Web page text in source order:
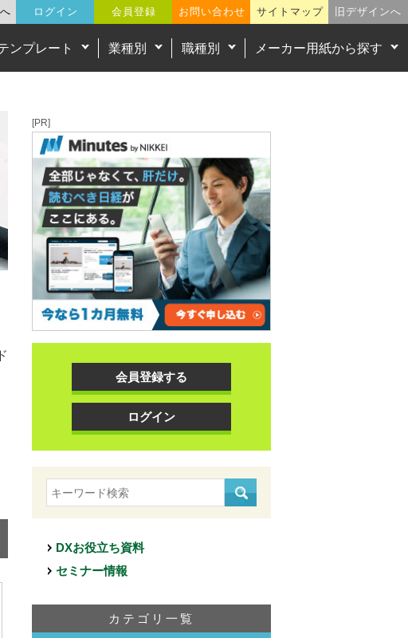
ログイン 会員登録 お問い合わせ サイトマップ 旧デザインへ
ンプレート 業種別 職種別 メーカー用紙から探す
[PR]
会員登録する
ログイン
DXお役立ち資料
セミナー情報
カテゴリ一覧